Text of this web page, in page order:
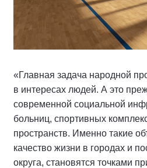
«Главная задача народной
в интересах людей. А это
современной социальной
больниц, спортивных
пространств. Именно такие
качество жизни в городах и
округа, становятся точками